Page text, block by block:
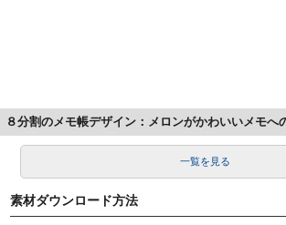
８分割のメモ帳デザイン：メロンがかわいいメモへ
一覧を見る
素材ダウンロード方法